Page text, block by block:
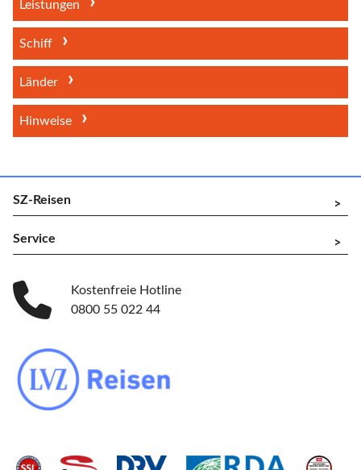
Leistungen
Schiff
Länder
Hinweise
SZ-Reisen ^
Service ^
Kostenfreie Hotline
0800 55 022 44